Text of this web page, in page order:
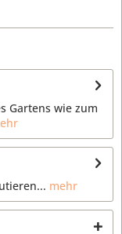
Gartens wie zum
mehr